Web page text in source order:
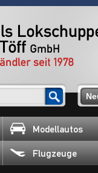
Modellautos
Flugzeuge